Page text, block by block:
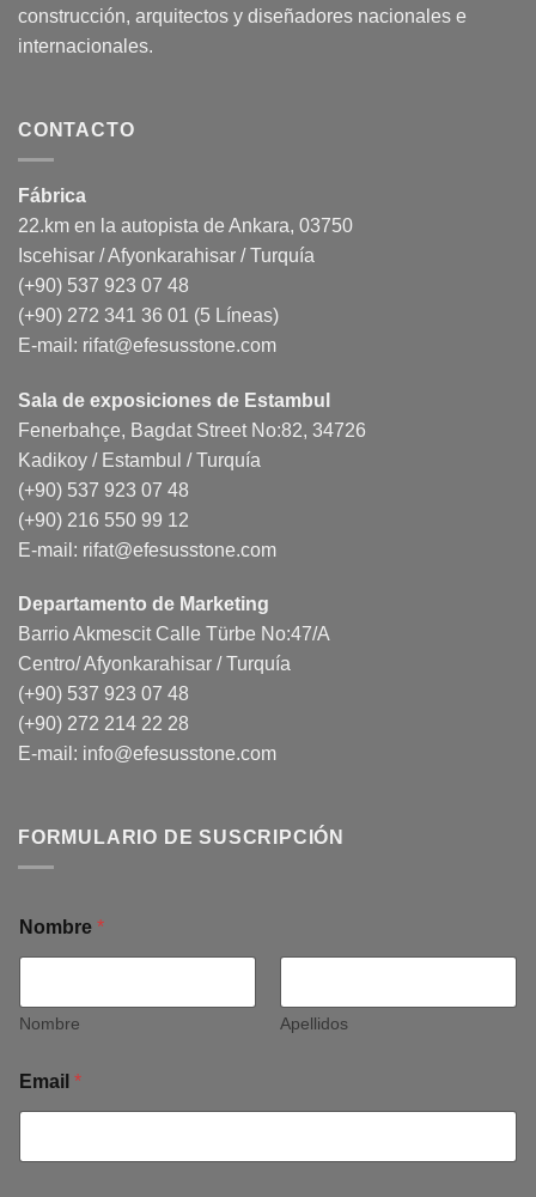
construcción, arquitectos y diseñadores nacionales e
internacionales.
CONTACTO
Fábrica
22.km en la autopista de Ankara, 03750
Iscehisar / Afyonkarahisar / Turquía
(+90) 537 923 07 48
(+90) 272 341 36 01 (5 Líneas)
E-mail: rifat@efesusstone.com
Sala de exposiciones de Estambul
Fenerbahçe, Bagdat Street No:82, 34726
Kadikoy / Estambul / Turquía
(+90) 537 923 07 48
(+90) 216 550 99 12
E-mail: rifat@efesusstone.com
Departamento de Marketing
Barrio Akmescit Calle Türbe No:47/A
Centro/ Afyonkarahisar / Turquía
(+90) 537 923 07 48
(+90) 272 214 22 28
E-mail: info@efesusstone.com
FORMULARIO DE SUSCRIPCIÓN
Nombre *
Nombre Apellidos
Email *